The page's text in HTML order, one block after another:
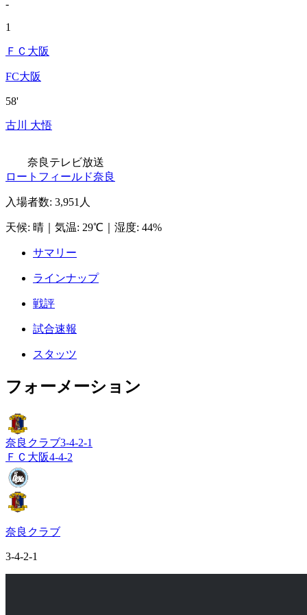
-
1
ＦＣ大阪
FC大阪
58'
古川 大悟
奈良テレビ放送
ロートフィールド奈良
入場者数: 3,951人
天候: 晴 気温: 29℃ 湿度: 44%
サマリー
ラインナップ
戦評
試合速報
スタッツ
フォーメーション
奈良クラブ3-4-2-1
ＦＣ大阪4-4-2
奈良クラブ
3-4-2-1